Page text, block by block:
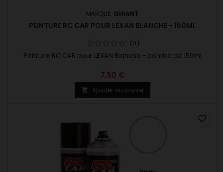
MARQUE: GHIANT
PEINTURE RC CAR POUR LEXAN BLANCHE - 150ML
(0)
Peinture RC CAR pour LEXAN Blanche - bombe de 150ml
7,50 €
 Ajouter au panier
favorite_border